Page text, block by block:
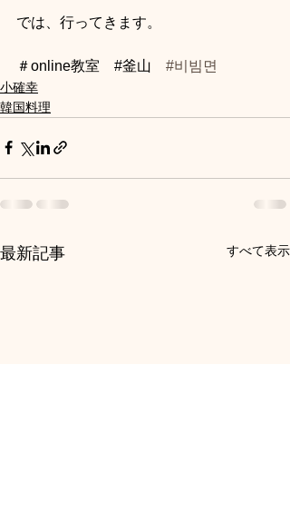
では、行ってきます。
＃online教室　#️釜山 #비빔면
小確幸
韓国料理
最新記事 すべて表示